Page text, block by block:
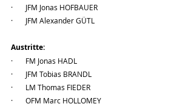
·       JFM Jonas HOFBAUER
·       JFM Alexander GÜTL
Austritte:
·       FM Jonas HADL
·       JFM Tobias BRANDL
·       LM Thomas FIEDER
·       OFM Marc HOLLOMEY